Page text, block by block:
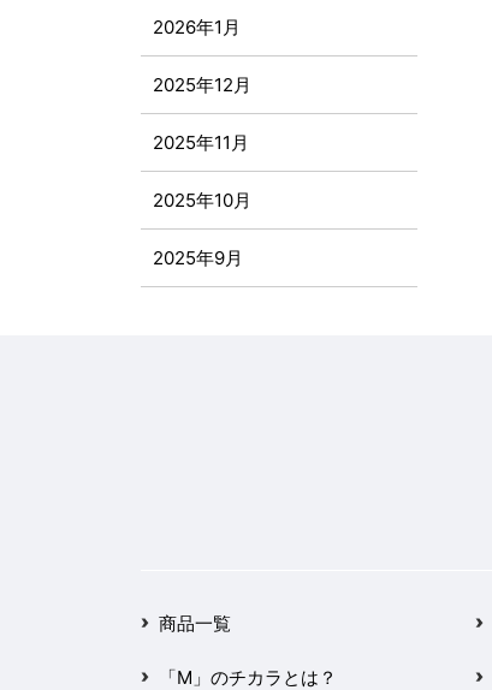
2026年1月
2025年12月
2025年11月
2025年10月
2025年9月
商品一覧
「M」のチカラとは？